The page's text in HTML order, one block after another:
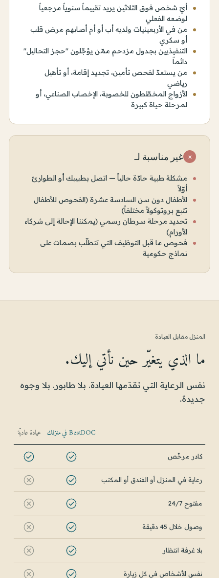
أيّ شخص فوق الثلاثين يريد تقييماً سنوياً مرجعياً
لوضعه الفعلي
من في الأربعينيات ولديه أب أو أم أصابهم مرض قلب
أو سكري
التنفيذيين بجدول مزدحم ممّن يؤجّلون "حجز التحاليل"
دائماً
من يستعدّ لفحص تأمين، تجديد إقامة، أو تأهيل
رياضي
الأزواج المخطّطون للخصوبة، الإخصاب الصناعي، أو
لمرحلة حياة كبيرة
× غير مناسبة لـ
مشكلة طبية حادّة حالياً — اتصل بطبيبك أو الطوارئ
أوّلاً
الأطفال دون سن السادسة عشرة (الفحوص للأطفال
تتبع بروتوكولاً مختلفاً)
تحديد مرحلة سرطان رسمي (يمكننا الإحالة إلى شركاء
الأورام)
فحوص ما قبل التوظيف التي تتطلّب بصمات على
نماذج حكومية
المنزل مقابل العيادة
ما الذي يتغيّر حين نأتي إليك.
نفس الرعاية التي تقدّمها العيادة. بلا طابور. بلا وجوه
جديدة.
BestDOC في منزلك عيادة عاديّة
كادر مرخّص
رعاية في المنزل أو الفندق أو المكتب
مفتوح 24/7
وصول خلال 45 دقيقة
بلا غرفة انتظار
نفس الأشخاص في كل زيارة